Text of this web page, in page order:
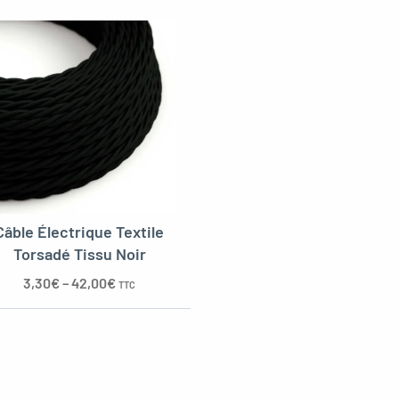
Électrique Textile
Torsadé Tissu Noir
3,30€–42,00€ TTC